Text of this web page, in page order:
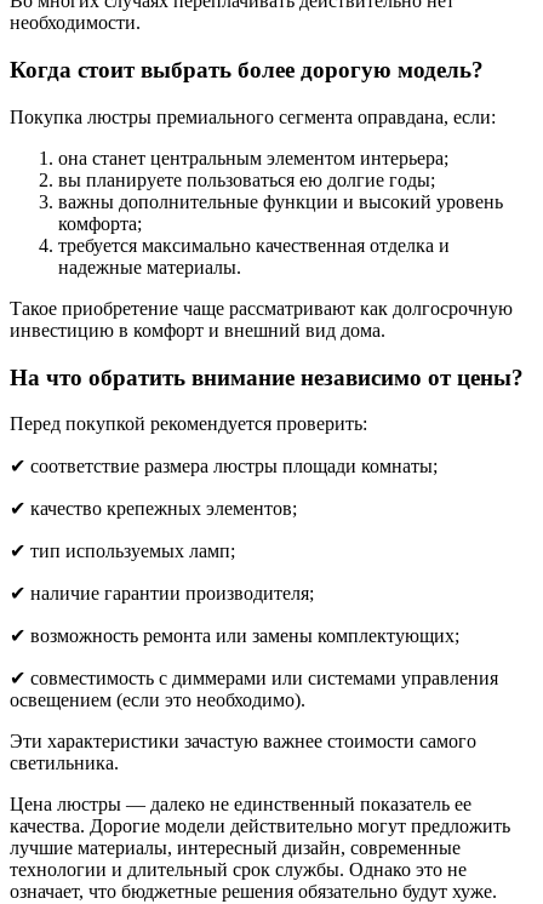
необходимости.
Когда стоит выбрать более дорогую модель?
Покупка люстры премиального сегмента оправдана, если:
она станет центральным элементом интерьера;
вы планируете пользоваться ею долгие годы;
важны дополнительные функции и высокий уровень
комфорта;
требуется максимально качественная отделка и
надежные материалы.
Такое приобретение чаще рассматривают как долгосрочную
инвестицию в комфорт и внешний вид дома.
На что обратить внимание независимо от цены?
Перед покупкой рекомендуется проверить:
✔ соответствие размера люстры площади комнаты;
✔ качество крепежных элементов;
✔ тип используемых ламп;
✔ наличие гарантии производителя;
✔ возможность ремонта или замены комплектующих;
✔ совместимость с диммерами или системами управления
освещением (если это необходимо).
Эти характеристики зачастую важнее стоимости самого
светильника.
Цена люстры — далеко не единственный показатель ее
качества. Дорогие модели действительно могут предложить
лучшие материалы, интересный дизайн, современные
технологии и длительный срок службы. Однако это не
означает, что бюджетные решения обязательно будут хуже.